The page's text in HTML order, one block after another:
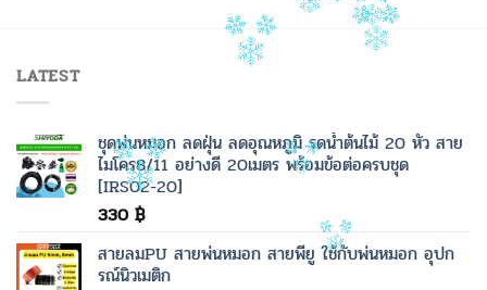
LATEST
ชุดพ่นหมอก ลดฝุ่น ลดอุณหภูมิ รดน้ำต้นไม้ 20 หัว สาย
ไมโคร8/11 อย่างดี 20เมตร พร้อมข้อต่อครบชุด
[IRS02-20]
330 ฿
สายลมPU สายพ่นหมอก สายพียู ใช้กับพ่นหมอก อุปก
รณ์นิวเมติก